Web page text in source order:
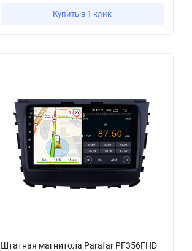
Купить в 1 клик
Штатная магнитола Parafar PF356FHD